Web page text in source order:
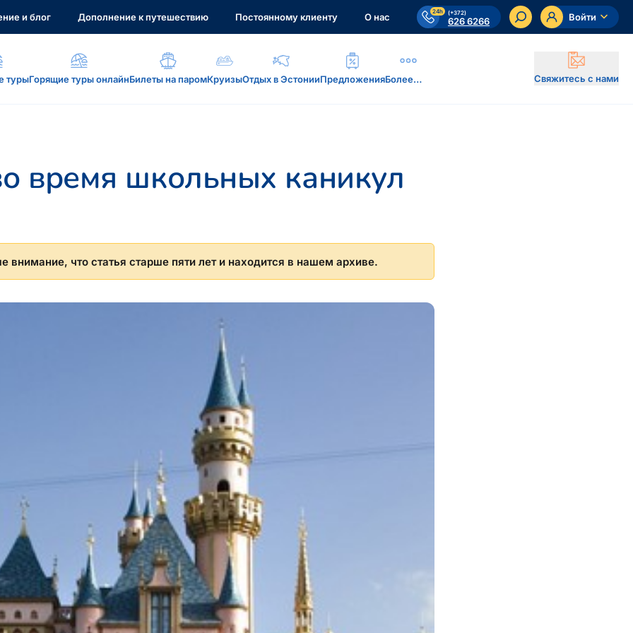
и блог Дополнение к путешествию Постоянному клиенту О нас 24h (+372)
626 6266 Войти
турыГорящие туры онлайнБилеты на паромКруизыОтдых в ЭстонииПредложенияБолее… Свяжитесь с нами
время школьных каникул
что статья старше пяти лет и находится в нашем архиве.